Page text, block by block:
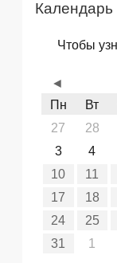
Календарь
Чтобы
Пн
Вт
27
28
3
4
10
11
17
18
24
25
31
1
◄